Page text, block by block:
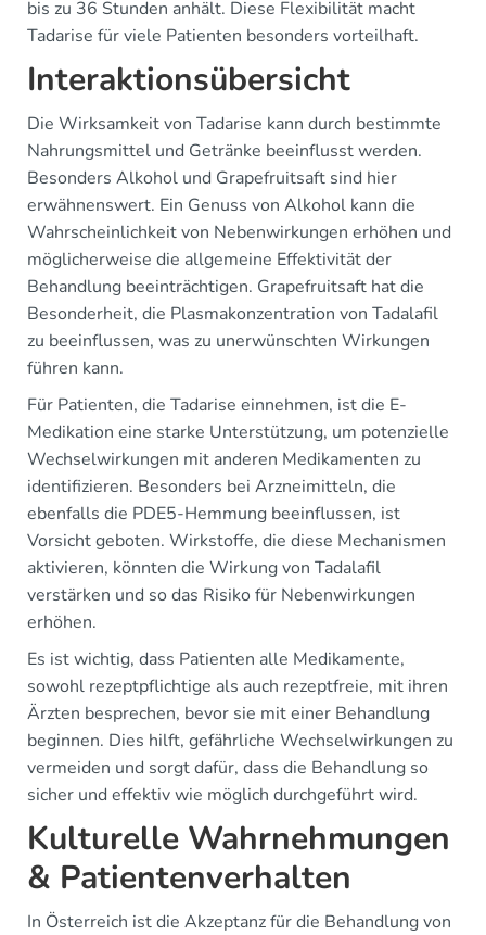
bis zu 36 Stunden anhält. Diese Flexibilität macht
Tadarise für viele Patienten besonders vorteilhaft.
Interaktionsübersicht
Die Wirksamkeit von Tadarise kann durch bestimmte
Nahrungsmittel und Getränke beeinflusst werden.
Besonders Alkohol und Grapefruitsaft sind hier
erwähnenswert. Ein Genuss von Alkohol kann die
Wahrscheinlichkeit von Nebenwirkungen erhöhen und
möglicherweise die allgemeine Effektivität der
Behandlung beeinträchtigen. Grapefruitsaft hat die
Besonderheit, die Plasmakonzentration von Tadalafil
zu beeinflussen, was zu unerwünschten Wirkungen
führen kann.
Für Patienten, die Tadarise einnehmen, ist die E-
Medikation eine starke Unterstützung, um potenzielle
Wechselwirkungen mit anderen Medikamenten zu
identifizieren. Besonders bei Arzneimitteln, die
ebenfalls die PDE5-Hemmung beeinflussen, ist
Vorsicht geboten. Wirkstoffe, die diese Mechanismen
aktivieren, könnten die Wirkung von Tadalafil
verstärken und so das Risiko für Nebenwirkungen
erhöhen.
Es ist wichtig, dass Patienten alle Medikamente,
sowohl rezeptpflichtige als auch rezeptfreie, mit ihren
Ärzten besprechen, bevor sie mit einer Behandlung
beginnen. Dies hilft, gefährliche Wechselwirkungen zu
vermeiden und sorgt dafür, dass die Behandlung so
sicher und effektiv wie möglich durchgeführt wird.
Kulturelle Wahrnehmungen
& Patientenverhalten
In Österreich ist die Akzeptanz für die Behandlung von